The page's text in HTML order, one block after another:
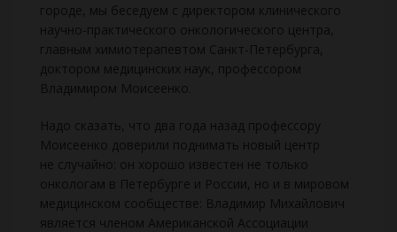
городе, мы беседуем с директором клинического
научно-практического онкологического центра,
главным химиотерапевтом Санкт-Петербурга,
доктором медицинских наук, профессором
Владимиром Моисеенко.
Надо сказать, что два года назад профессору
Моисеенко доверили поднимать новый центр
не случайно: он хорошо известен не только
онкологам в Петербурге и России, но и в мировом
медицинском сообществе: Владимир Михайлович
является членом Американской Ассоциации